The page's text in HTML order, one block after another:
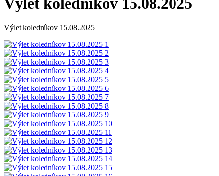
Výlet koledníkov 15.08.2025
Výlet koledníkov 15.08.2025